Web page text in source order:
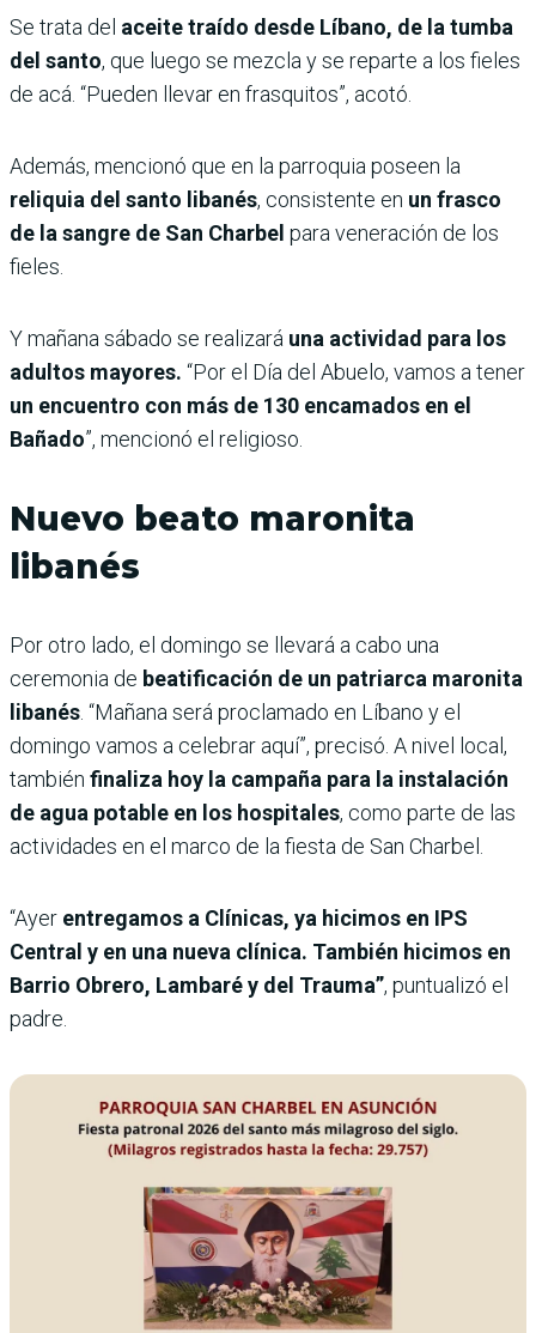
Se trata del aceite traído desde Líbano, de la tumba
del santo, que luego se mezcla y se reparte a los fieles
de acá. “Pueden llevar en frasquitos”, acotó.
Además, mencionó que en la parroquia poseen la
reliquia del santo libanés, consistente en un frasco
de la sangre de San Charbel para veneración de los
fieles.
Y mañana sábado se realizará una actividad para los
adultos mayores. “Por el Día del Abuelo, vamos a tener
un encuentro con más de 130 encamados en el
Bañado”, mencionó el religioso.
Nuevo beato maronita
libanés
Por otro lado, el domingo se llevará a cabo una
ceremonia de beatificación de un patriarca maronita
libanés . “Mañana será proclamado en Líbano y el
domingo vamos a celebrar aquí”, precisó. A nivel local,
también finaliza hoy la campaña para la instalación
de agua potable en los hospitales, como parte de las
actividades en el marco de la fiesta de San Charbel.
“Ayer entregamos a Clínicas, ya hicimos en IPS
Central y en una nueva clínica. También hicimos en
Barrio Obrero, Lambaré y del Trauma”, puntualizó el
padre.